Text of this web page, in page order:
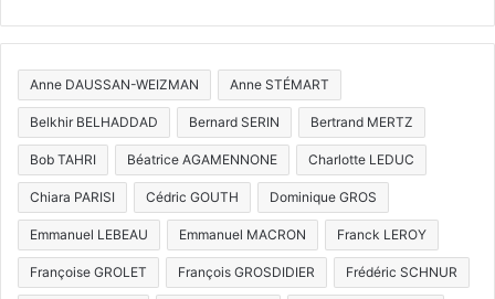
Anne DAUSSAN-WEIZMAN Anne STÉMART
Belkhir BELHADDAD Bernard SERIN Bertrand MERTZ
Bob TAHRI Béatrice AGAMENNONE Charlotte LEDUC
Chiara PARISI Cédric GOUTH Dominique GROS
Emmanuel LEBEAU Emmanuel MACRON Franck LEROY
Françoise GROLET François GROSDIDIER Frédéric SCHNUR